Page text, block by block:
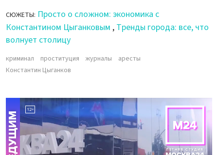
СЮЖЕТЫ: Просто о сложном: экономика с
Константином Цыганковым , Тренды города: все, что
волнует столицу
криминал проституция журналы
аресты
Константин Цыганков